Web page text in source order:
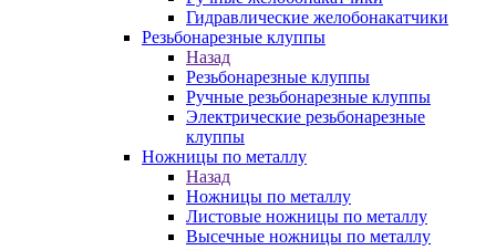
Гидравлические желобонакатчики
Резьбонарезные клуппы
Назад
Резьбонарезные клуппы
Ручные резьбонарезные клуппы
Электрические резьбонарезные
клуппы
Ножницы по металлу
Назад
Ножницы по металлу
Листовые ножницы по металлу
Высечные ножницы по металлу